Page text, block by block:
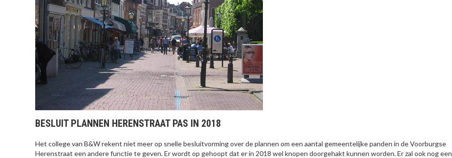
BESLUIT PLANNEN HERENSTRAAT PAS IN 2018
Het college van B&W rekent niet meer op snelle besluitvorming over de plannen om een aantal gemeentelijke panden in de Voorburgse
Herenstraat een andere functie te geven. Er wordt op gehoopt dat er in 2018 wel knopen doorgehakt kunnen worden. Er zal ook nog een